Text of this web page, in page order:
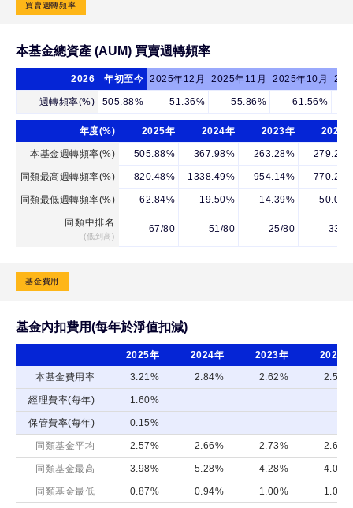
買賣週轉頻率
本基金總資產 (AUM) 買賣週轉頻率
2026 年初至今 2025年12月 2025年11月 2025年10月
週轉頻率(%) 505.88% 51.36% 55.86% 61.56%
年度(%) 2025年 2024年 2023年 2022
本基金週轉頻率(%) 505.88% 367.98% 263.28%
同類最高週轉頻率(%) 820.48% 1338.49% 954.14%
同類最低週轉頻率(%) -62.84% -19.50% -14.39% -
同類中排名
(低到高)
67/80 51/80 25/80 33/
基金費用
基金內扣費用(每年於淨值扣減)
2025年 2024年 2023年
2022年
本基金費用率
3.21% 2.84% 2.62% 2.57%
經理費率(每年) 1.60%
保管費率(每年) 0.15%
同類基金平均 2.57% 2.66% 2.73% 2.66%
同類基金最高 3.98% 5.28% 4.28% 4.05%
同類基金最低 0.87% 0.94% 1.00% 1.05%